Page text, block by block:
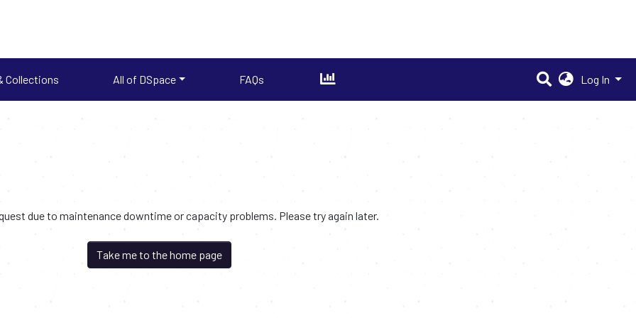
Collections All of DSpace FAQs Log In
due to maintenance downtime or capacity problems. Please try again later.
Take me to the home page